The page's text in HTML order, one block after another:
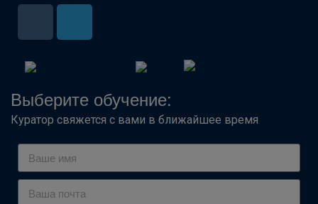
Выберите обучение:
Куратор свяжется с вами в ближайшее время